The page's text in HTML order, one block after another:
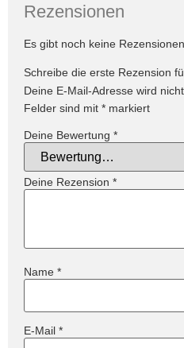
Rezensionen
Es gibt noch keine Rezensionen.
Schreibe die erste Rezension
Deine E-Mail-Adresse wird
Felder sind mit * markiert
Deine Bewertung *
Deine Rezension *
Name *
E-Mail *